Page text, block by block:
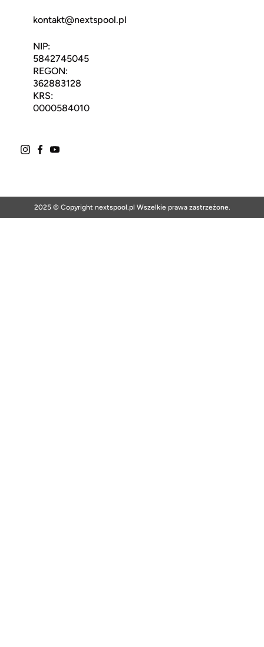
kontakt@nextspool.pl
NIP:
5842745045
REGON:
362883128
KRS:
0000584010